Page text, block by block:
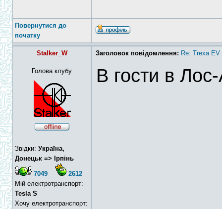
Повернутися до
початку
Stalker_W Заголовок повідомлення: Re: Trexa EV
Голова клубу
Звідки: Україна,
Донецьк => Ірпінь
7049
2612
Мій електротранспорт:
Tesla S
Хочу електротранспорт:
В гости в